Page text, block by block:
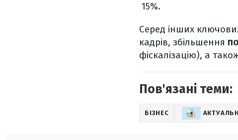
15%.
Серед інших
кадрів, збільшення
фіскалізацію), а
Пов'язані теми:
БІЗНЕС